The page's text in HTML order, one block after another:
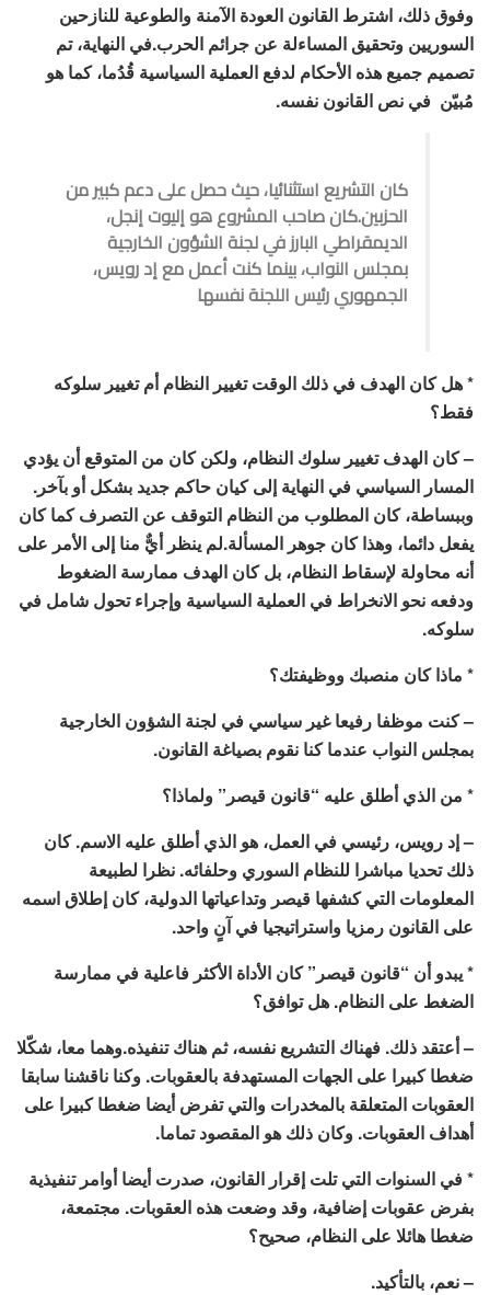
وفوق ذلك، اشترط القانون العودة الآمنة والطوعية للنازحين
السوريين وتحقيق المساءلة عن جرائم الحرب.في النهاية، تم
تصميم جميع هذه الأحكام لدفع العملية السياسية قُدُما، كما هو
مُبيّن في نص القانون نفسه.
كان التشريع استثنائيا، حيث حصل على دعم كبير من
الحزبين.كان صاحب المشروع هو إليوت إنجل،
الديمقراطي البارز في لجنة الشؤون الخارجية
بمجلس النواب، بينما كنت أعمل مع إد رويس،
الجمهوري رئيس اللجنة نفسها
* هل كان الهدف في ذلك الوقت تغيير النظام أم تغيير سلوكه
فقط؟
– كان الهدف تغيير سلوك النظام، ولكن كان من المتوقع أن يؤدي
المسار السياسي في النهاية إلى كيان حاكم جديد بشكل أو بآخر.
وببساطة، كان المطلوب من النظام التوقف عن التصرف كما كان
يفعل دائما، وهذا كان جوهر المسألة.لم ينظر أيٌّ منا إلى الأمر على
أنه محاولة لإسقاط النظام، بل كان الهدف ممارسة الضغوط
ودفعه نحو الانخراط في العملية السياسية وإجراء تحول شامل في
سلوكه.
* ماذا كان منصبك ووظيفتك؟
– كنت موظفا رفيعا غير سياسي في لجنة الشؤون الخارجية
بمجلس النواب عندما كنا نقوم بصياغة القانون.
* من الذي أطلق عليه “قانون قيصر” ولماذا؟
– إد رويس، رئيسي في العمل، هو الذي أطلق عليه الاسم. كان
ذلك تحديا مباشرا للنظام السوري وحلفائه. نظرا لطبيعة
المعلومات التي كشفها قيصر وتداعياتها الدولية، كان إطلاق اسمه
على القانون رمزيا واستراتيجيا في آنٍ واحد.
* يبدو أن “قانون قيصر” كان الأداة الأكثر فاعلية في ممارسة
الضغط على النظام. هل توافق؟
– أعتقد ذلك. فهناك التشريع نفسه، ثم هناك تنفيذه.وهما معا، شكّلا
ضغطا كبيرا على الجهات المستهدفة بالعقوبات. وكنا ناقشنا سابقا
العقوبات المتعلقة بالمخدرات والتي تفرض أيضا ضغطا كبيرا على
أهداف العقوبات. وكان ذلك هو المقصود تماما.
* في السنوات التي تلت إقرار القانون، صدرت أيضا أوامر تنفيذية
بفرض عقوبات إضافية، وقد وضعت هذه العقوبات. مجتمعة،
ضغطا هائلا على النظام، صحيح؟
– نعم، بالتأكيد.